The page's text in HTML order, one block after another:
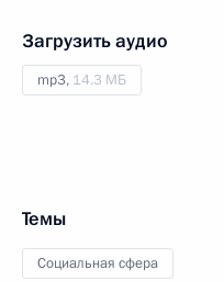
Загрузить аудио
mp3, 14.3 МБ
Темы
Социальная сфера